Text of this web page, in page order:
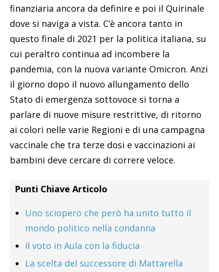
finanziaria ancora da definire e poi il Quirinale
dove si naviga a vista. C’è ancora tanto in
questo finale di 2021 per la politica italiana, su
cui peraltro continua ad incombere la
pandemia, con la nuova variante Omicron. Anzi
il giorno dopo il nuovo allungamento dello
Stato di emergenza sottovoce si torna a
parlare di nuove misure restrittive, di ritorno
ai colori nelle varie Regioni e di una campagna
vaccinale che tra terze dosi e vaccinazioni ai
bambini deve cercare di correre veloce.
Punti Chiave Articolo
Uno sciopero che però ha unito tutto il
mondo politico nella condanna
Il voto in Aula con la fiducia
La scelta del successore di Mattarella